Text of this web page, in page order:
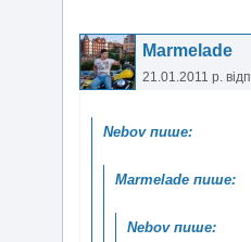
Marmelade
21.01.2011 р.